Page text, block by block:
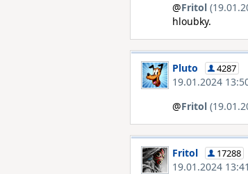
@Fritol
hloubky.
Pluto 4287
19.01.2024
@Fritol
Fritol 17288
19.01.2024 13:41